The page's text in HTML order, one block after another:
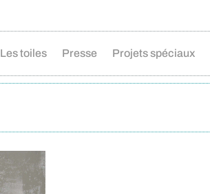
Les toiles Presse Projets spéciaux